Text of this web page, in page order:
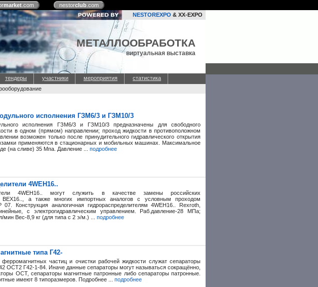
market.com nestorclub.com
NESTOREXPO & XX-EXPO
МЕТАЛЛООБРАБОТКА
виртуальная выставка
тендеры участники мероприятия статистика
исполнения ГЗМ6/3 и ГЗМ10/3
исполнения ГЗМ6/3 и ГЗМ10/3 предназначены для свободного
в одном (прямом) направлении; проход жидкости в противоположном
возможен только после принудительного гидравлического открытия
применяются в стационарных и мобильных машинах. Максимальное
(на сливе) 35 Мпа. Давление ... подробнее
4WEH16..
4WEH16.. могут служить в качестве замены российских
ВЕХ16.., а также многих импортных аналогов с условным проходом
Конструкция аналогичная гидрораспределителям 4WEH16.. Rexroth,
с электрогидравлическим управлением. Раб.давление-28 МПа;
мин Вес-8,9 кг (для типа с 2 э/м.) ... подробнее
типа Г42-
частиц и очистки рабочей жидкости служат сепараторы
ОСТ2 Г42-1-84. Иначе данные сепараторы могут называться сокращённо,
ОСТ, сепараторы магнитные патронные либо сепараторы патронные.
имеют 8 типоразмеров. Подробнее ... подробнее